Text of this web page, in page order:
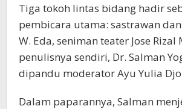
Tiga tokoh lintas bidang hadir
pembicara utama: sastrawan
W. Eda, seniman teater Jose Rizal
penulisnya sendiri, Dr. Salman
dipandu moderator Ayu Yulia
Dalam paparannya, Salman